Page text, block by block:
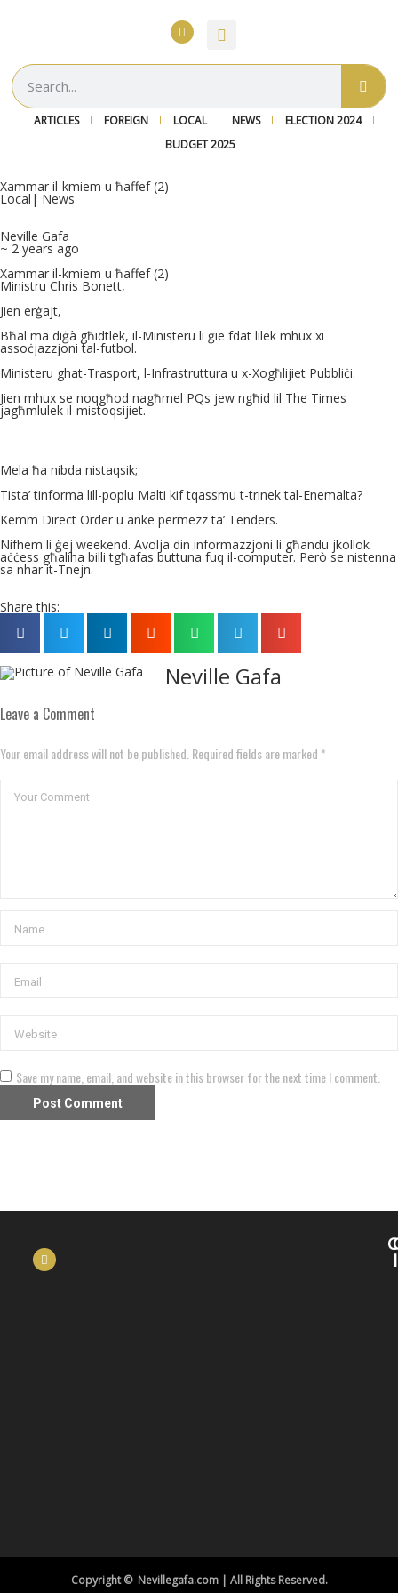
ARTICLES FOREIGN LOCAL NEWS
ELECTION 2024
BUDGET 2025
Xammar il-kmiem u ħaffef (2)
Local | News
Neville Gafa
~ 2 years ago
Xammar il-kmiem u ħaffef (2)
Ministru Chris Bonett,
Jien erġajt,
Bħal ma diġà għidtlek, il-Ministeru li ġie fdat lilek mhux xi
assoċjazzjoni tal-futbol.
Ministeru ghat-Trasport, l-Infrastruttura u x-Xogħlijiet Pubbliċi.
Jien mhux se noqgħod nagħmel PQs jew ngħid lil The Times
jagħmlulek il-mistoqsijiet.
Mela ħa nibda nistaqsik;
Tista’ tinforma lill-poplu Malti kif tqassmu t-trinek tal-Enemalta?
Kemm Direct Order u anke permezz ta’ Tenders.
Nifhem li ġej weekend. Avolja din informazzjoni li għandu jkollok
aċċess għaliha billi tgħafas buttuna fuq il-computer. Però se nistenna
sa nhar it-Tnejn.
Share this:
Neville Gafa
Leave a Comment
Your email address will not be published. Required fields are marked *
Save my name, email, and website in this browser for the next time I comment.
Copyright © Nevillegafa.com | All Rights Reserved.